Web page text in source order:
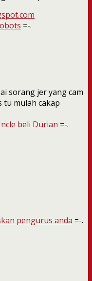
=-.
sorang jer yang cam
tu mulah cakap
beli Durian =-.
pengurus anda =-.